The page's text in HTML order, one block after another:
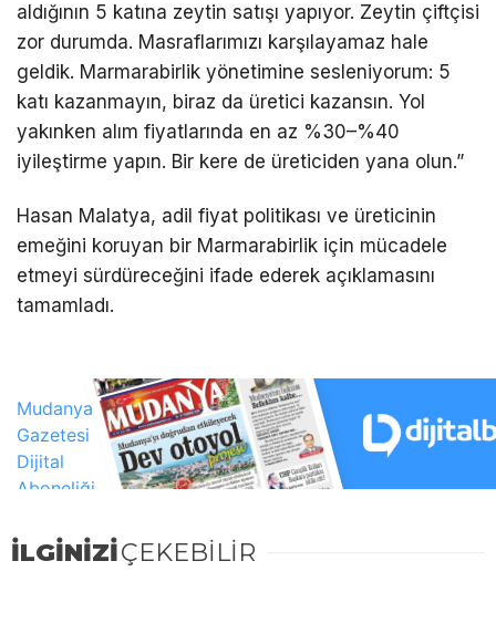
aldığının 5 katına zeytin satışı yapıyor. Zeytin çiftçisi
zor durumda. Masraflarımızı karşılayamaz hale
geldik. Marmarabirlik yönetimine sesleniyorum: 5
katı kazanmayın, biraz da üretici kazansın. Yol
yakınken alım fiyatlarında en az %30–%40
iyileştirme yapın. Bir kere de üreticiden yana olun.”
Hasan Malatya, adil fiyat politikası ve üreticinin
emeğini koruyan bir Marmarabirlik için mücadele
etmeyi sürdüreceğini ifade ederek açıklamasını
tamamladı.
İLGİNİZİÇEKEBİLİR